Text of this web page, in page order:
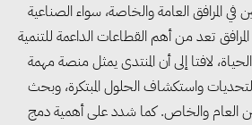
في المرافق العامة والخاصة، سواء الصناعية
المرافق تعد من أهم القطاعات الداعمة للتنمية
لافتا إلى أن المنتدى يمثل منصة مهمة
واستكشاف الحلول المبتكرة، وبحث
العام والخاص. كما شدد على أهمية دمج